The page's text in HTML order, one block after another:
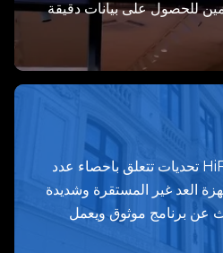
للحصول على بيانات دقيقة
تواجه شركة HiFi Klubben تحديات تتعلق باحصاء عدد
العد غير المستقرة وشديدة
عن برنامج موثوق ويعمل